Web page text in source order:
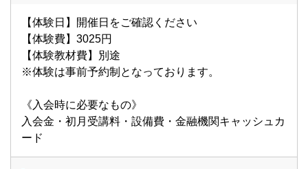
【体験日】開催日をご確認ください
【体験費】3025円
【体験教材費】別途
※体験は事前予約制となっております。
《入会時に必要なもの》
入会金・初月受講料・設備費・金融機関キャッシュカ
ード